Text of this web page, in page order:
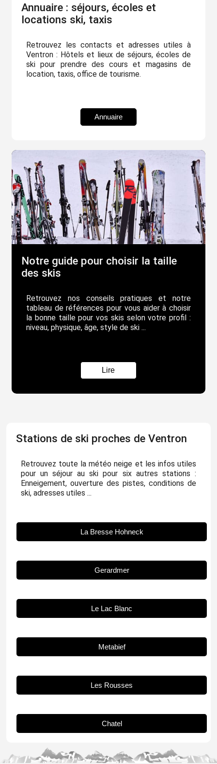
Annuaire : séjours, écoles et
locations ski, taxis
Retrouvez les contacts et adresses utiles à
Ventron : Hôtels et lieux de séjours, écoles de
ski pour prendre des cours et magasins de
location, taxis, office de tourisme.
Annuaire
Notre guide pour choisir la taille
des skis
Retrouvez nos conseils pratiques et notre
tableau de références pour vous aider à choisir
la bonne taille pour vos skis selon votre profil :
niveau, physique, âge, style de ski ...
Lire
Stations de ski proches de Ventron
Retrouvez toute la météo neige et les infos utiles
pour un séjour au ski pour six autres stations :
Enneigement, ouverture des pistes, conditions de
ski, adresses utiles ...
La Bresse Hohneck
Gerardmer
Le Lac Blanc
Metabief
Les Rousses
Chatel